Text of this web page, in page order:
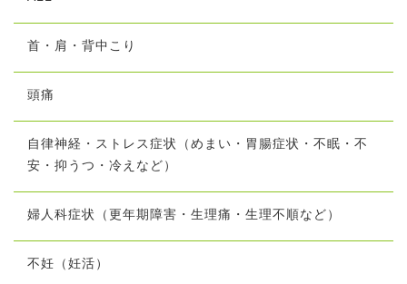
首・肩・背中こり
頭痛
自律神経・ストレス症状（めまい・胃腸症状・不眠・不
安・抑うつ・冷えなど）
婦人科症状（更年期障害・生理痛・生理不順など）
不妊（妊活）